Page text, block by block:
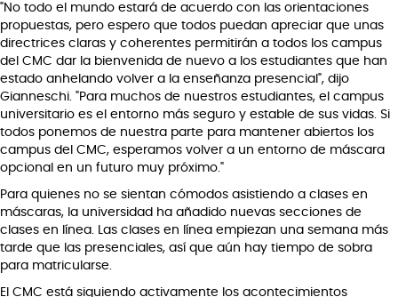
"No todo el mundo estará de acuerdo con las orientaciones
propuestas, pero espero que todos puedan apreciar que unas
directrices claras y coherentes permitirán a todos los campus
del CMC dar la bienvenida de nuevo a los estudiantes que han
estado anhelando volver a la enseñanza presencial", dijo
Gianneschi. "Para muchos de nuestros estudiantes, el campus
universitario es el entorno más seguro y estable de sus vidas. Si
todos ponemos de nuestra parte para mantener abiertos los
campus del CMC, esperamos volver a un entorno de máscara
opcional en un futuro muy próximo."
Para quienes no se sientan cómodos asistiendo a clases en
máscaras, la universidad ha añadido nuevas secciones de
clases en línea. Las clases en línea empiezan una semana más
tarde que las presenciales, así que aún hay tiempo de sobra
para matricularse.
El CMC está siguiendo activamente los acontecimientos